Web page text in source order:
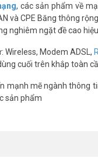
, các sản phẩm về
và CPE Băng thông
nghiêm ngặt đề cao
Wireless, Modem ADSL,
cuối trên khắp toàn
mạnh mẽ ngành thông
sản phẩm